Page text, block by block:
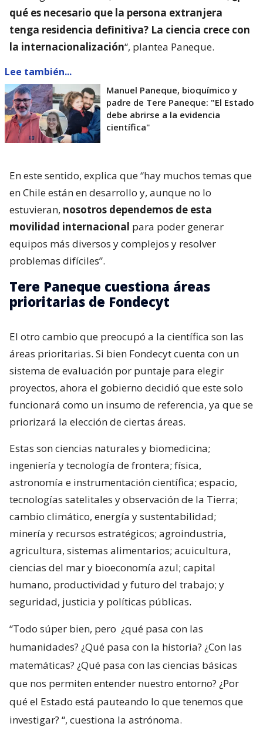
qué es necesario que la persona extranjera
tenga residencia definitiva? La ciencia crece con
la internacionalización“, plantea Paneque.
Lee también...
Manuel Paneque, bioquímico y
padre de Tere Paneque: "El Estado
debe abrirse a la evidencia
científica"
En este sentido, explica que “hay muchos temas que
en Chile están en desarrollo y, aunque no lo
estuvieran, nosotros dependemos de esta
movilidad internacional para poder generar
equipos más diversos y complejos y resolver
problemas difíciles”.
Tere Paneque cuestiona áreas
prioritarias de Fondecyt
El otro cambio que preocupó a la científica son las
áreas prioritarias. Si bien Fondecyt cuenta con un
sistema de evaluación por puntaje para elegir
proyectos, ahora el gobierno decidió que este solo
funcionará como un insumo de referencia, ya que se
priorizará la elección de ciertas áreas.
Estas son ciencias naturales y biomedicina;
ingeniería y tecnología de frontera; física,
astronomía e instrumentación científica; espacio,
tecnologías satelitales y observación de la Tierra;
cambio climático, energía y sustentabilidad;
minería y recursos estratégicos; agroindustria,
agricultura, sistemas alimentarios; acuicultura,
ciencias del mar y bioeconomía azul; capital
humano, productividad y futuro del trabajo; y
seguridad, justicia y políticas públicas.
“Todo súper bien, pero ¿qué pasa con las
humanidades? ¿Qué pasa con la historia? ¿Con las
matemáticas? ¿Qué pasa con las ciencias básicas
que nos permiten entender nuestro entorno? ¿Por
qué el Estado está pauteando lo que tenemos que
investigar? “, cuestiona la astrónoma.